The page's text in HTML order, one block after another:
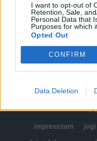
I want to opt-out of
Retention, Sale,
Personal Data that
Purposes for which
Opted Out
CONFIRM
Data Deletion
MÁR ELŐFIZETŐNK
©
impresszum